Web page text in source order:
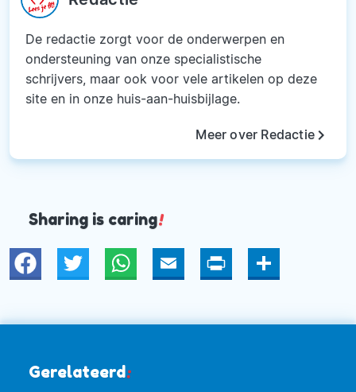
De redactie zorgt voor de onderwerpen en
ondersteuning van onze specialistische
schrijvers, maar ook voor vele artikelen op deze
site en in onze huis-aan-huisbijlage.
Meer over Redactiekeyboard_arrow_right
Sharing is caring!
Twitter WhatsAppEmail Print Deel
Gerelateerd: